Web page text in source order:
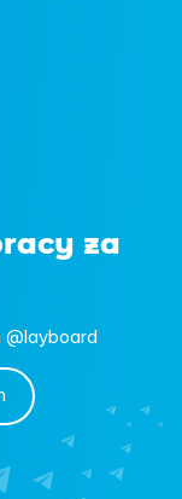
za
@layboard